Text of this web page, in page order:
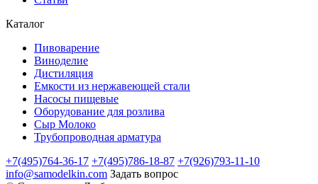
Каталог
Пивоварение
Виноделие
Дистиляция
Емкости из нержавеющей стали
Насосы пищевые
Оборудование для розлива
Сыр Молоко
Трубопроводная арматура
+7(495)764-36-17 +7(495)786-18-87 +7(926)793-11-10
info@samodelkin.com Задать вопрос